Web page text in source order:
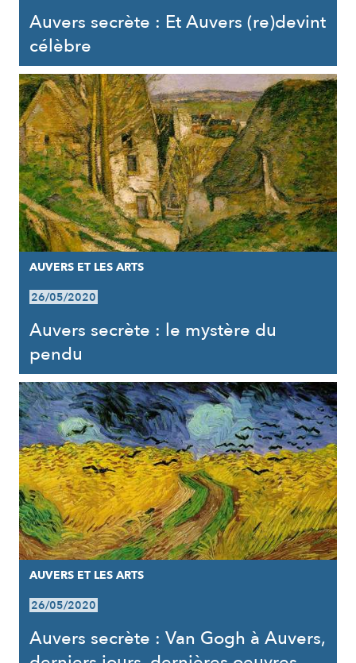
Auvers secrète : Et Auvers (re)devint
célèbre
AUVERS ET LES ARTS
26/05/2020
Auvers secrète : le mystère du
pendu
AUVERS ET LES ARTS
26/05/2020
Auvers secrète : Van Gogh à Auvers,